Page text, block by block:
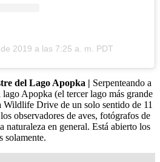
2019 a las 7:25 a. m. PDT
del Lago Apopka | Serpenteando a
Apopka (el tercer lago más grande
Drive de un solo sentido de 11
observadores de aves, fotógrafos de
naturaleza en general. Está abierto los
solamente.